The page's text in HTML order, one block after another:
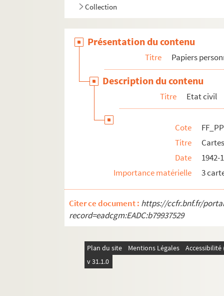
Collection
Présentation du contenu
Titre Papiers
Description du contenu
Titre Etat civil
Cote
Titre
Date
1942-
Importance matérielle
3
Citer ce document : https://ccfr.bnf.fr/
record=eadcgm:EADC:b79937529
Plan du site Mentions Légales
v 31.1.0